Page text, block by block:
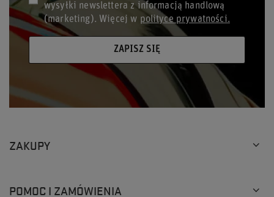
wysyłki newslettera z informacją handlową
(marketing). Więcej w polityce prywatności.
ZAPISZ SIĘ
ZAKUPY
POMOC I ZAMÓWIENIA